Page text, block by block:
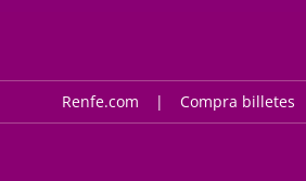
Renfe.com Compra billetes